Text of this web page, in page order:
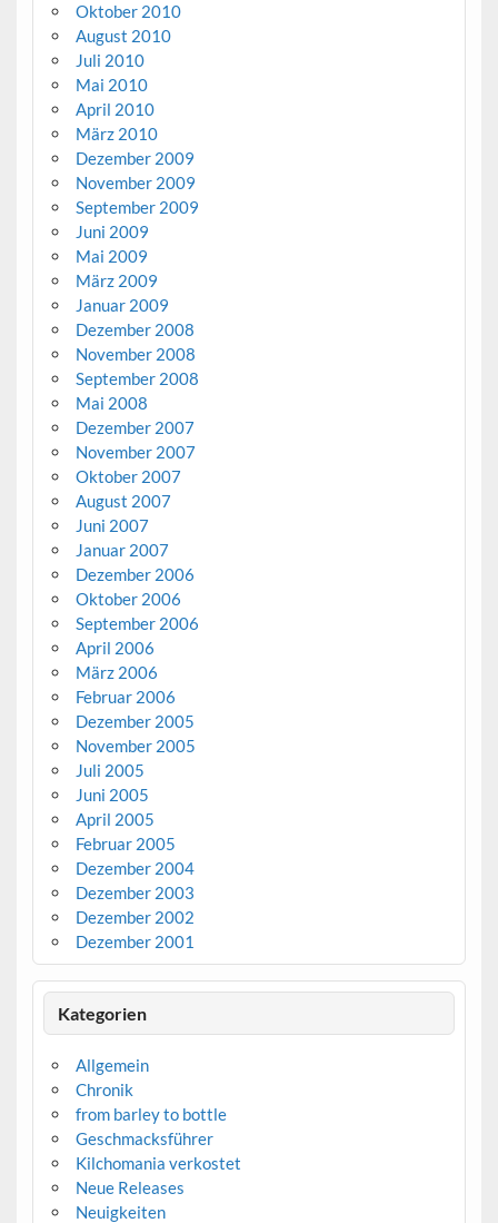
Oktober 2010
August 2010
Juli 2010
Mai 2010
April 2010
März 2010
Dezember 2009
November 2009
September 2009
Juni 2009
Mai 2009
März 2009
Januar 2009
Dezember 2008
November 2008
September 2008
Mai 2008
Dezember 2007
November 2007
Oktober 2007
August 2007
Juni 2007
Januar 2007
Dezember 2006
Oktober 2006
September 2006
April 2006
März 2006
Februar 2006
Dezember 2005
November 2005
Juli 2005
Juni 2005
April 2005
Februar 2005
Dezember 2004
Dezember 2003
Dezember 2002
Dezember 2001
Kategorien
Allgemein
Chronik
from barley to bottle
Geschmacksführer
Kilchomania verkostet
Neue Releases
Neuigkeiten